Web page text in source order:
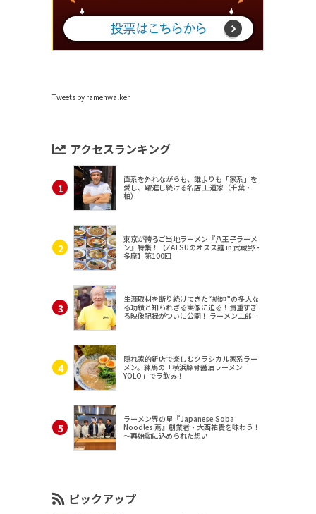
Tweets by ramenwalker
アクセスランキング
直系を外れながらも、誰よりも「家系」を
愛し、躍進し続ける名店 王道家（千葉・
柏）
東京が誇るご当地ラーメン『八王子ラーメ
ン』特集！【ZATSUのオスス麺 in 武蔵野・
多摩】第100回
生涯取材を断り続けてきた“総帥”の多大な
る功績と知られざる実像に迫る！貴重すぎ
る映像記録がついに公開！ ラーメン二郎
隠れ家的新店で楽しむクラシカル家系ラー
メン。練馬の「横浜豚骨醤油ラーメン
YOLO」でラ飲み！
ラーメン界の星『Japanese Soba
Noodles 蔦』創業者・大西祐貴を味わう！
～再始動に込められた想い
ピックアップ